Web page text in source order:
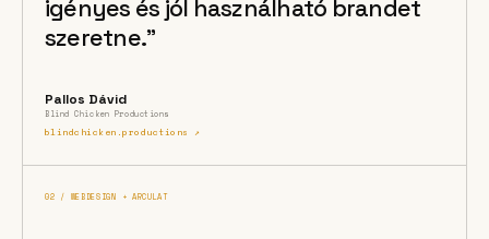
igényes és jól használható brandet
szeretne.”
Pallos Dávid
Blind Chicken Productions
blindchicken.productions ↗
02 / WEBDESIGN + ARCULAT